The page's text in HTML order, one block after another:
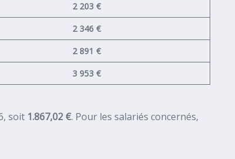
2 203 €
2 346 €
2 891 €
3 953 €
soit 1.867,02 €. Pour les salariés concernés,